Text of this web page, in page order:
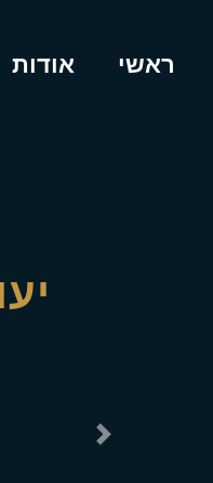
ראשי אודות
Next